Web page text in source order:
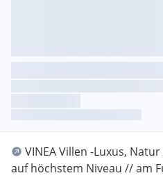
VINEA Villen -Luxus,
auf höchstem Niveau // am